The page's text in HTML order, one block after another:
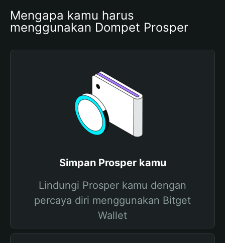
Mengapa kamu harus
menggunakan Dompet Prosper
Simpan Prosper kamu
Lindungi Prosper kamu dengan
percaya diri menggunakan Bitget
Wallet